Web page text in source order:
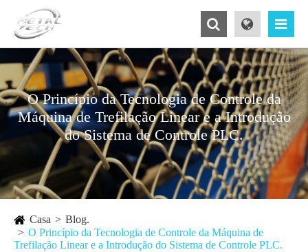
O Princípio da Tecnologia de Controle da
Máquina de Trefilação Linear e a Introdução
do Sistema de Controle PLC.
Casa
Blog.
O Princípio da Tecnologia de Controle da Máquina de
Trefilação Linear e a Introdução do Sistema de Controle PLC.